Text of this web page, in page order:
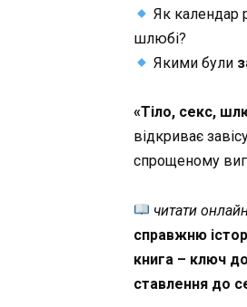
Як календар
шлюбі?
Якими були
«Тіло, секс,
відкриває
спрощеному
читати
справжню
книга – ключ
ставлення до